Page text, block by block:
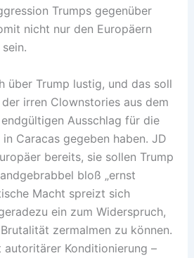
Trumps gegenüber
nicht nur den Europäern
über Trump lustig, und das soll
irren Clownstories aus dem
Ausschlag für die
Caracas gegeben haben. JD
bereits, sie sollen Trump
bloß „ernst
Macht spreizt sich
ein zum Widerspruch,
zermalmen zu können.
autoritärer Konditionierung –